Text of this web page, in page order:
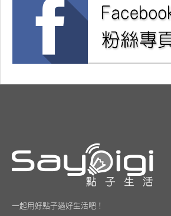
一起用好點子過好生活吧！